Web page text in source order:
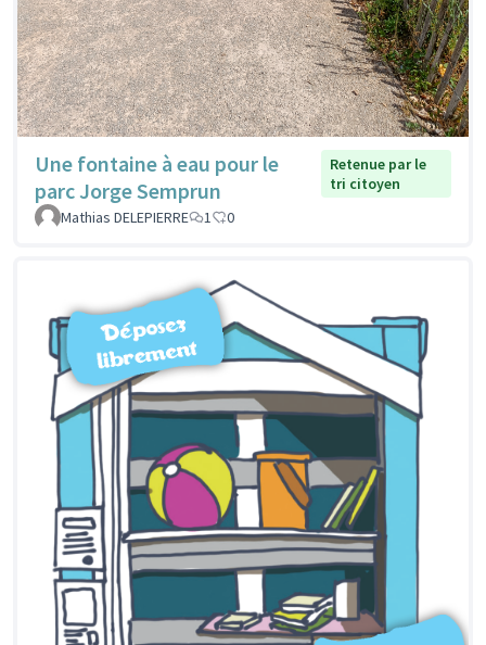
Une fontaine à eau pour le
parc Jorge Semprun
Retenue par le
tri citoyen
Mathias DELEPIERRE
1 0